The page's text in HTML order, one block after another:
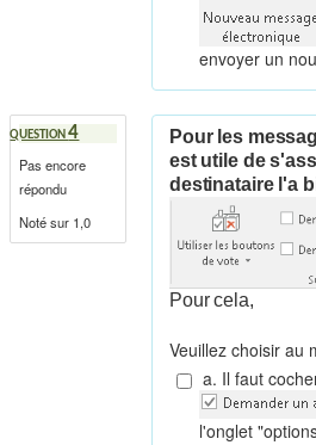
envoyer un
QUESTION4
Pas encore
répondu
Noté sur 1,0
Pour les
est utile de
destinataire l'a
Pour cela,
Veuillez choisir au
a. Il faut
l'onglet